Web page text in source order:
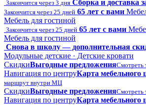
Закончится через 3 дня Сборка и доставка
Закончится через 25 дней 65 лет с вами
Мебель для гостиной
Закончится через 25 дней 65 лет с вами
Мебель для гостиной
Снова в школу — дополнительная
Модульные детские · Детские кровати
СкидкиВыгодные предложенияСмотреть
Навигация по центруКарта мебельного
маршрут внутри МЦ
СкидкиВыгодные предложенияСмотреть
Навигация по центруКарта мебельного